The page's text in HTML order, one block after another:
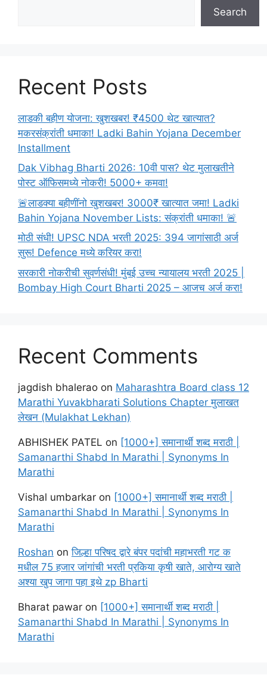
Search
Recent Posts
लाडकी बहीण योजना: खुशखबर! ₹4500 थेट खात्यात?
मकरसंक्रांती धमाका! Ladki Bahin Yojana December
Installment
Dak Vibhag Bharti 2026: 10वी पास? थेट मुलाखतीने
पोस्ट ऑफिसमध्ये नोकरी! 5000+ कमवा!
🚨लाडक्या बहीणींनो खुशखबर! 3000₹ खात्यात जमा! Ladki
Bahin Yojana November Lists: संक्रांती धमाका! 🚨
मोठी संधी! UPSC NDA भरती 2025: 394 जागांसाठी अर्ज
सुरू! Defence मध्ये करियर करा!
सरकारी नोकरीची सुवर्णसंधी! मुंबई उच्च न्यायालय भरती 2025 |
Bombay High Court Bharti 2025 – आजच अर्ज करा!
Recent Comments
jagdish bhalerao on Maharashtra Board class 12
Marathi Yuvakbharati Solutions Chapter मुलाखत
लेखन (Mulakhat Lekhan)
ABHISHEK PATEL on [1000+] समानार्थी शब्द मराठी |
Samanarthi Shabd In Marathi | Synonyms In
Marathi
Vishal umbarkar on [1000+] समानार्थी शब्द मराठी |
Samanarthi Shabd In Marathi | Synonyms In
Marathi
Roshan onजिल्हा परिषद द्वारे बंपर पदांची महाभरती गट क
मधील 75 हजार जांगांची भरती प्रकिया कृषी खाते, आरोग्य खाते
अश्या खुप जागा पहा इथे zp Bharti
Bharat pawar on [1000+] समानार्थी शब्द मराठी |
Samanarthi Shabd In Marathi | Synonyms In
Marathi